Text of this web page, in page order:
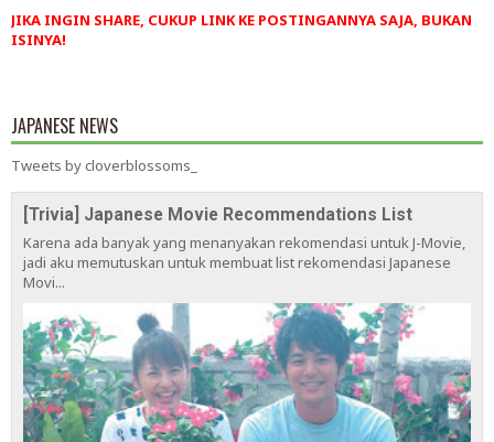
JIKA INGIN SHARE, CUKUP LINK KE POSTINGANNYA SAJA, BUKAN
ISINYA!
JAPANESE NEWS
Tweets by cloverblossoms_
[Trivia] Japanese Movie Recommendations List
Karena ada banyak yang menanyakan rekomendasi untuk J-Movie,
jadi aku memutuskan untuk membuat list rekomendasi Japanese
Movi...